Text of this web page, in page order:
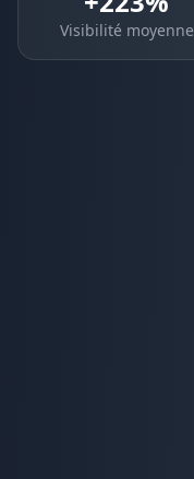
Visibilité moyenne